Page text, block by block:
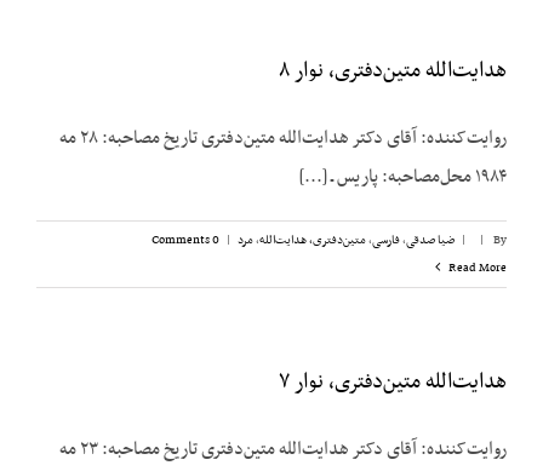
هدایت‌الله متین‌دفتری، نوار ۸
روایت‌کننده: آقای دکتر هدایت‌الله متین‌دفتری تاریخ مصاحبه: ۲۸ مه
۱۹۸۴ محل‌مصاحبه: پاریس ـ [...]
By
|
| ضیا صدقی,فارسی,متین‌دفتری، هدایت‌الله,مرد |
0 Comments
Read More
هدایت‌الله متین‌دفتری، نوار ۷
روایت‌کننده: آقای دکتر هدایت‌الله متین‌دفتری تاریخ مصاحبه: ۲۳ مه